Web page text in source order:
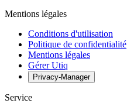
Mentions légales
Conditions d'utilisation
Politique de confidentialité
Mentions légales
Gérer Utiq
Privacy-Manager
Service